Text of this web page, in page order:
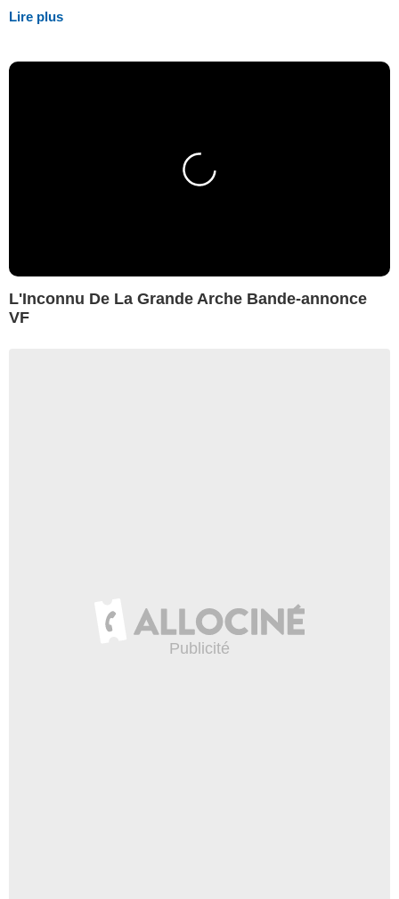
Lire plus
L'Inconnu De La Grande Arche Bande-annonce
VF